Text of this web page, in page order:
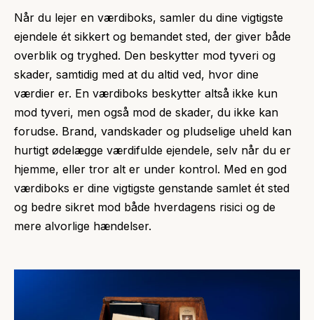
Når du lejer en værdiboks, samler du dine vigtigste
ejendele ét sikkert og bemandet sted, der giver både
overblik og tryghed. Den beskytter mod tyveri og
skader, samtidig med at du altid ved, hvor dine
værdier er. En værdiboks beskytter altså ikke kun
mod tyveri, men også mod de skader, du ikke kan
forudse. Brand, vandskader og pludselige uheld kan
hurtigt ødelægge værdifulde ejendele, selv når du er
hjemme, eller tror alt er under kontrol. Med en god
værdiboks er dine vigtigste genstande samlet ét sted
og bedre sikret mod både hverdagens risici og de
mere alvorlige hændelser.